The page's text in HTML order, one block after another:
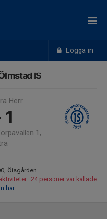
Logga in
IS
Herr
1,
Öisgården
24 personer var kallade.
här